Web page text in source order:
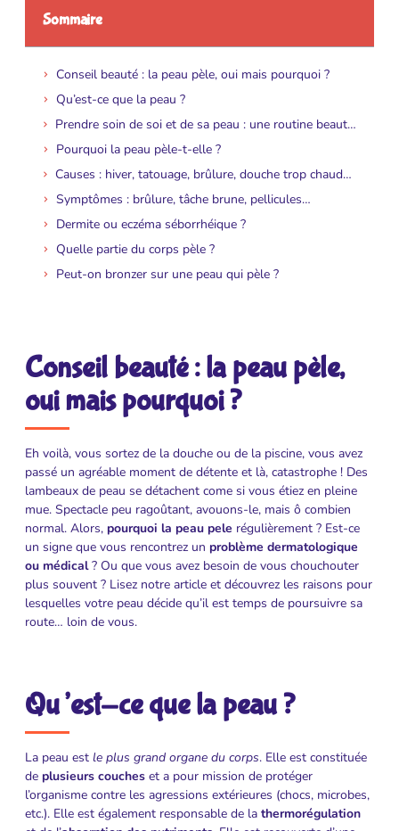
Sommaire
Conseil beauté : la peau pèle, oui mais pourquoi ?
Qu’est-ce que la peau ?
Prendre soin de soi et de sa peau : une routine beauté essentielle
Pourquoi la peau pèle-t-elle ?
Causes : hiver, tatouage, brûlure, douche trop chaude, allergie…
Symptômes : brûlure, tâche brune, pellicules…
Dermite ou eczéma séborrhéique ?
Quelle partie du corps pèle ?
Peut-on bronzer sur une peau qui pèle ?
Conseil beauté : la peau pèle,
oui mais pourquoi ?
Eh voilà, vous sortez de la douche ou de la piscine, vous avez
passé un agréable moment de détente et là, catastrophe ! Des
lambeaux de peau se détachent come si vous étiez en pleine
mue. Spectacle peu ragoûtant, avouons-le, mais ô combien
normal. Alors, pourquoi la peau pele régulièrement ? Est-ce
un signe que vous rencontrez un problème dermatologique
ou médical? Ou que vous avez besoin de vous chouchouter
plus souvent ? Lisez notre article et découvrez les raisons pour
lesquelles votre peau décide qu’il est temps de poursuivre sa
route… loin de vous.
Qu’est-ce que la peau ?
La peau est le plus grand organe du corps. Elle est constituée
de plusieurs couches et a pour mission de protéger
l’organisme contre les agressions extérieures (chocs, microbes,
etc.). Elle est également responsable de la thermorégulation